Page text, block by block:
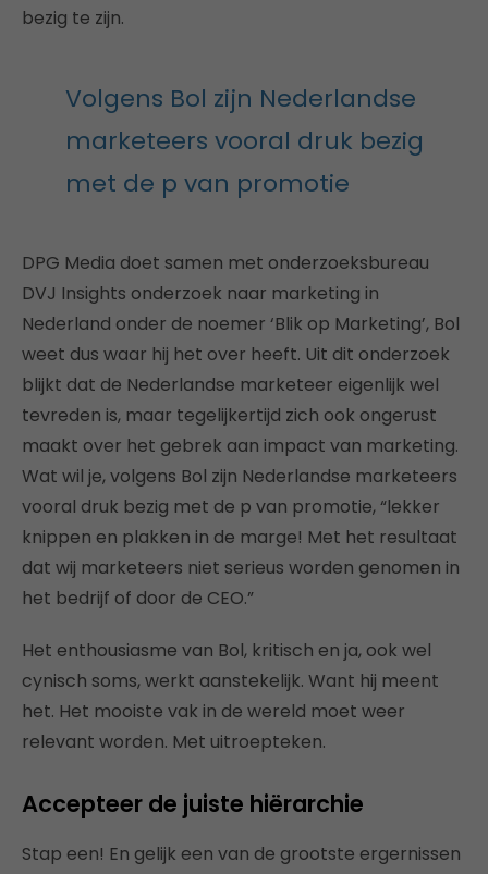
bezig te zijn.
Volgens Bol zijn Nederlandse
marketeers vooral druk bezig
met de p van promotie
DPG Media doet samen met onderzoeksbureau
DVJ Insights onderzoek naar marketing in
Nederland onder de noemer ‘Blik op Marketing’, Bol
weet dus waar hij het over heeft. Uit dit onderzoek
blijkt dat de Nederlandse marketeer eigenlijk wel
tevreden is, maar tegelijkertijd zich ook ongerust
maakt over het gebrek aan impact van marketing.
Wat wil je, volgens Bol zijn Nederlandse marketeers
vooral druk bezig met de p van promotie, “lekker
knippen en plakken in de marge! Met het resultaat
dat wij marketeers niet serieus worden genomen in
het bedrijf of door de CEO.”
Het enthousiasme van Bol, kritisch en ja, ook wel
cynisch soms, werkt aanstekelijk. Want hij meent
het. Het mooiste vak in de wereld moet weer
relevant worden. Met uitroepteken.
Accepteer de juiste hiërarchie
Stap een! En gelijk een van de grootste ergernissen